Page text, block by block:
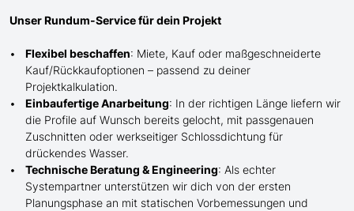
Unser Rundum-Service für dein Projekt
Flexibel beschaffen: Miete, Kauf oder maßgeschneiderte
Kauf/Rückkaufoptionen – passend zu deiner
Projektkalkulation.
Einbaufertige Anarbeitung: In der richtigen Länge liefern wir
die Profile auf Wunsch bereits gelocht, mit passgenauen
Zuschnitten oder werkseitiger Schlossdichtung für
drückendes Wasser.
Technische Beratung & Engineering: Als echter
Systempartner unterstützen wir dich von der ersten
Planungsphase an mit statischen Vorbemessungen und